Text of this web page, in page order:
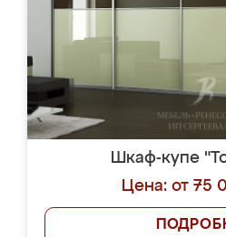
Шкаф-купе
Цена: от 75